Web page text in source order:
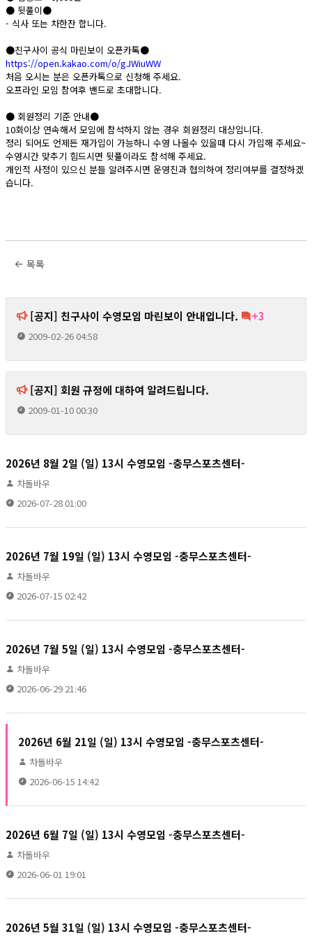
● 뒷풀이●
- 식사 또는 차한잔 합니다.
●친구사이 공식 마린보이 오픈카톡●
https://open.kakao.com/o/gJWiuWW
처음 오시는 분은 오픈카톡으로 신청해 주세요.
오프라인 모임 참여후 밴드로 초대합니다.
● 회원정리 기준 안내●
10회이상 연속해서 모임에 참석하지 않는 경우 회원정리 대상입니다.
정리 되어도 언제든 재가입이 가능하니 수영 나올수 있을때 다시 가입해 주세요~
수영시간 맞추기 힘드시면 뒷풀이라도 참석해 주세요.
개인적 사정이 있으신 분들 알려주시면 운영진과 협의하여 정리여부를 결정하겠
습니다.
목록
[공지] 친구사이 수영모임 마린보이 안내입니다. +3
2009-02-26 04:58
[공지] 회원 규정에 대하여 알려드립니다.
2009-01-10 00:30
2026년 8월 2일 (일) 13시 수영모임 -충무스포츠센터-
차돌바우
2026-07-28 01:00
2026년 7월 19일 (일) 13시 수영모임 -충무스포츠센터-
차돌바우
2026-07-15 02:42
2026년 7월 5일 (일) 13시 수영모임 -충무스포츠센터-
차돌바우
2026-06-29 21:46
2026년 6월 21일 (일) 13시 수영모임 -충무스포츠센터-
차돌바우
2026-06-15 14:42
2026년 6월 7일 (일) 13시 수영모임 -충무스포츠센터-
차돌바우
2026-06-01 19:01
2026년 5월 31일 (일) 13시 수영모임 -충무스포츠센터-